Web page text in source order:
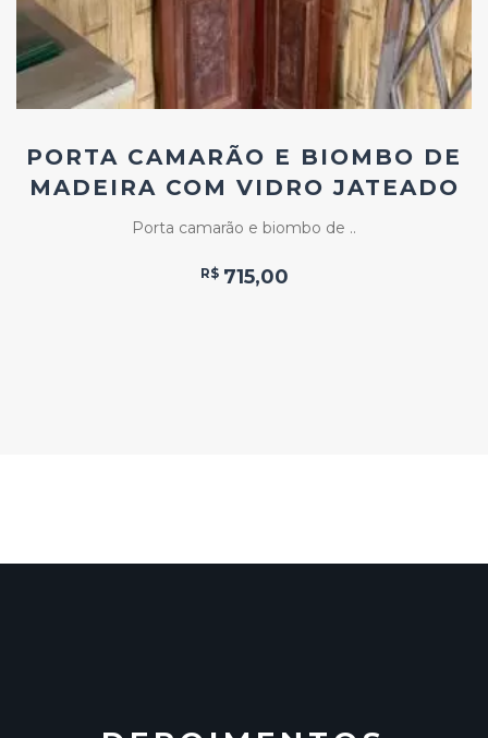
PORTA CAMARÃO E BIOMBO DE
MADEIRA COM VIDRO JATEADO
Porta camarão e biombo de ..
R$ 715,00